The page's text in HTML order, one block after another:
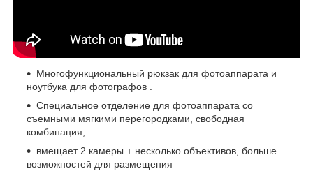
Многофункциональный рюкзак для фотоаппарата и
ноутбука для фотографов .
Специальное отделение для фотоаппарата со
съемными мягкими перегородками, свободная
комбинация;
вмещает 2 камеры + несколько объективов, больше
возможностей для размещения